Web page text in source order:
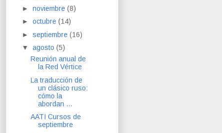
►noviembre(8)
►octubre(14)
►septiembre(16)
▼agosto(5)
Reunión anual de
la Red Vértice
La traducción de
un clásico ruso:
cómo la
abordan ...
AATI Cursos de
septiembre